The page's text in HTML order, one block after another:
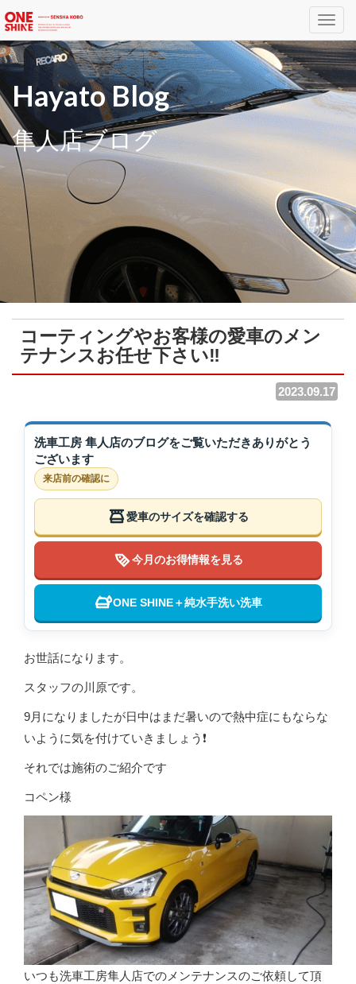
Hayato Blog
隼人店ブログ
コーティングやお客様の愛車のメン
テナンスお任せ下さい‼️
2023.09.17
洗車工房 隼人店のブログをご覧いただきありがとう
ございます
来店前の確認に
愛車のサイズを確認する
今月のお得情報を見る
ONE SHINE＋純水手洗い洗車
お世話になります。
スタッフの川原です。
9月になりましたが日中はまだ暑いので熱中症にもならな
いように気を付けていきましょう❗
それでは施術のご紹介です
コペン様
いつも洗車工房隼人店でのメンテナンスのご依頼して頂